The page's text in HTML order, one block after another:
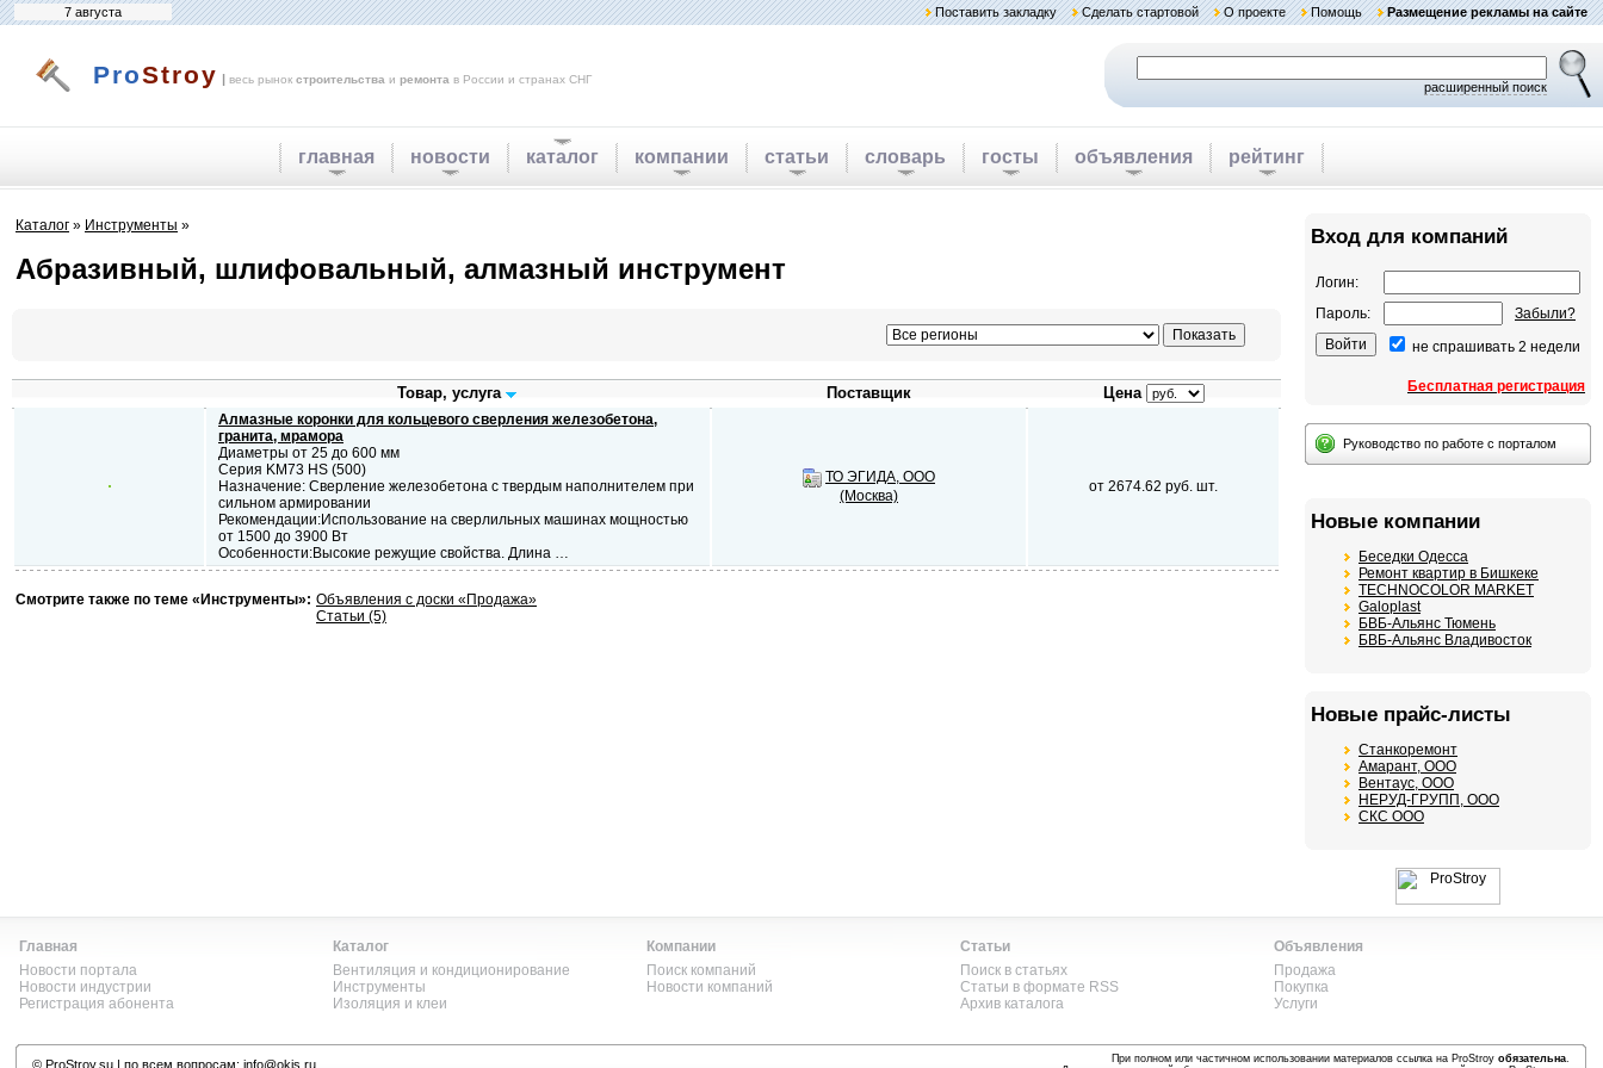
7 августа Поставить закладку Сделать стартовой О проекте Помощь Размещение рекламы на сайте
ProStroy | весь рынок строительства и ремонта в России и странах СНГ
расширенный поиск
главная новости каталог компании статьи словарь госты объявления рейтинг
Каталог » Инструменты »
Абразивный, шлифовальный, алмазный инструмент
Товар, услуга Поставщик Цена
Алмазные коронки для кольцевого сверления железобетона,
гранита, мрамора
Диаметры от 25 до 600 мм
Серия KM73 HS (500)
Назначение: Сверление железобетона с твердым наполнителем при
сильном армировании
Рекомендации:Использование на сверлильных машинах мощностью
от 1500 до 3900 Вт
Особенности:Высокие режущие свойства. Длина …
ТО ЭГИДА, ООО
(Москва)
от 2674.62 руб. шт.
Смотрите также по теме «Инструменты»: Объявления с доски «Продажа»
Статьи (5)
Вход для компаний
Логин:
Пароль:
Забыли?
не спрашивать 2 недели
Бесплатная регистрация
Руководство по работе с порталом
Новые компании
Беседки Одесса
Ремонт квартир в Бишкеке
TECHNOCOLOR MARKET
Galoplast
БВБ-Альянс Тюмень
БВБ-Альянс Владивосток
Новые прайс-листы
Станкоремонт
Амарант, ООО
Вентаус, ООО
НЕРУД-ГРУПП, ООО
СКС ООО
Главная
Новости портала
Новости индустрии
Регистрация абонента
Каталог
Вентиляция и кондиционирование
Инструменты
Изоляция и клеи
Компании
Поиск компаний
Новости компаний
Статьи
Поиск в статьях
Статьи в формате RSS
Архив каталога
Объявления
Продажа
Покупка
Услуги
©ProStroy.su | по всем вопросам:info@okis.ru При полном или частичном использовании материалов ссылка на ProStroyобязательна.